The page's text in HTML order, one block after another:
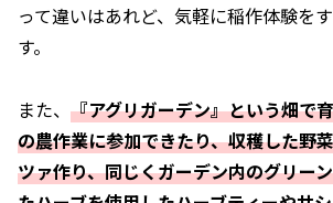
って違いはあれど、気軽に稲作体験を
す。
また、 『アグリガーデン』という畑で
の農作業に参加できたり、収穫した野
ツァ作り、同じくガーデン内のグリー